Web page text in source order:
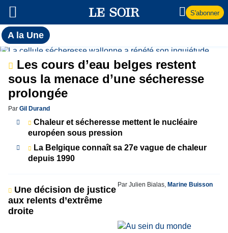
S'abonner
A la UneToutes
l'actualité
du Soir
A
la
Une
Les cours d’eau belges restent
sous la menace d’une sécheresse
prolongée
Par Gil Durand
Chaleur et sécheresse mettent le nucléaire
européen sous pression
La Belgique connaît sa 27e vague de chaleur
depuis 1990
Une décision de justice
aux relents d’extrême
droite
Par Julien Bialas, Marine Buisson